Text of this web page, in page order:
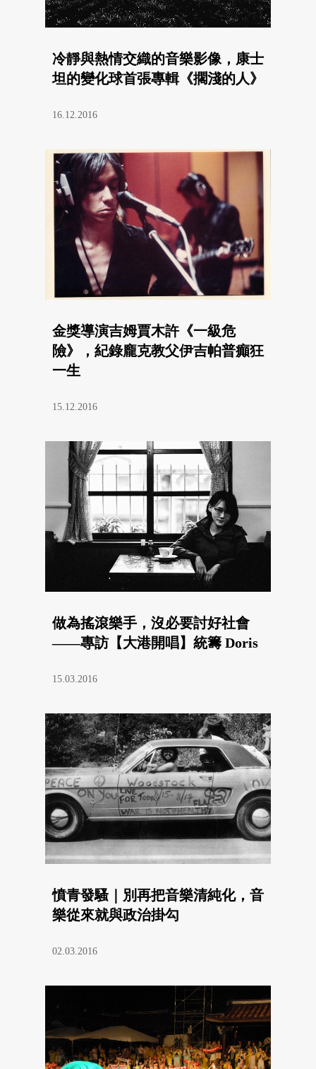
冷靜與熱情交織的音樂影像，康士
坦的變化球首張專輯《擱淺的人》
16.12.2016
金獎導演吉姆賈木許《一級危
險》，紀錄龐克教父伊吉帕普癲狂
一生
15.12.2016
做為搖滾樂手，沒必要討好社會
——專訪【大港開唱】統籌 Doris
15.03.2016
憤青發騷｜別再把音樂清純化，音
樂從來就與政治掛勾
02.03.2016